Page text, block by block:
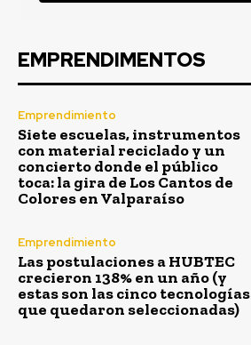
EMPRENDIMENTOS
Emprendimiento
Siete escuelas, instrumentos
con material reciclado y un
concierto donde el público
toca: la gira de Los Cantos de
Colores en Valparaíso
Emprendimiento
Las postulaciones a HUBTEC
crecieron 138% en un año (y
estas son las cinco tecnologías
que quedaron seleccionadas)